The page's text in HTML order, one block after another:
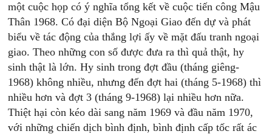
một cuộc họp có ý nghĩa tổng kết về cuộc tiến công Mậu
Thân 1968. Có đại diện Bộ Ngoại Giao đến dự và phát
biểu về tác động của thắng lợi ấy về mặt đấu tranh ngoại
giao. Theo những con số được đưa ra thì quả thật, hy
sinh thật là lớn. Hy sinh trong đợt đầu (tháng giêng-
1968) không nhiều, nhưng đến đợt hai (tháng 5-1968) thì
nhiều hơn và đợt 3 (tháng 9-1968) lại nhiều hơn nữa.
Thiệt hại còn kéo dài sang năm 1969 và đầu năm 1970,
với những chiến dịch bình định, bình định cấp tốc rất ác